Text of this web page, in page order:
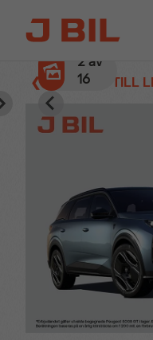
❮ TILLBAKA TILL
2av
16